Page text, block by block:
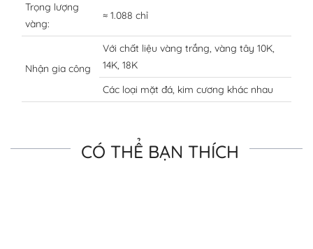
Trọng lượng
vàng:
≈ 1.088 chỉ
Nhận gia công
Với chất liệu vàng trắng, vàng tây 10K,
14K, 18K
Các loại mặt đá, kim cương khác nhau
CÓ THỂ BẠN THÍCH